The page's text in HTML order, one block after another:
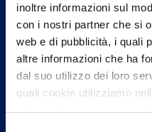
inoltre informazioni sul
con i nostri partner che si
web e di pubblicità, i quali
altre informazioni che ha
dal suo utilizzo dei loro
quali cookie utilizziamo
più su chi siamo, come
Contattaci